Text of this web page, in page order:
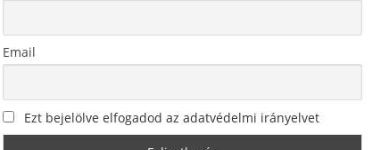
Email
Ezt bejelölve elfogadod az adatvédelmi irányelvet